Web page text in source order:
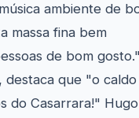
ambiente de
massa fina bem
de bom
destaca que "o
do Casarrara!" Hugo